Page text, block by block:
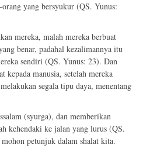
yang bersyukur (QS. Yunus:
mereka, malah mereka berbuat
benar, padahal kezalimannya itu
sendiri (QS. Yunus: 23). Dan
kepada manusia, setelah mereka
segala tipu daya, menentang
(syurga), dan memberikan
kehendaki ke jalan yang lurus (QS.
petunjuk dalam shalat kita.